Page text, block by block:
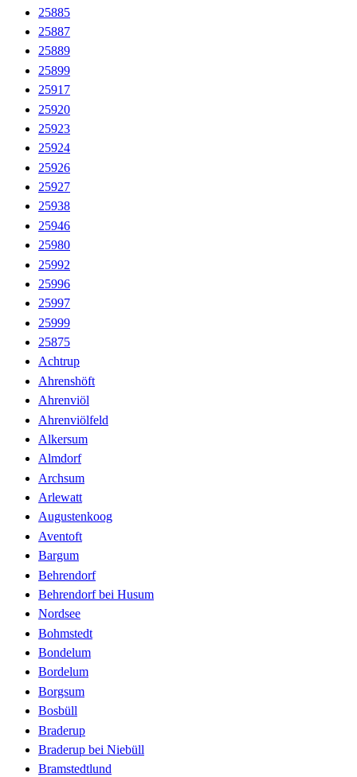
25885
25887
25889
25899
25917
25920
25923
25924
25926
25927
25938
25946
25980
25992
25996
25997
25999
25875
Achtrup
Ahrenshöft
Ahrenviöl
Ahrenviölfeld
Alkersum
Almdorf
Archsum
Arlewatt
Augustenkoog
Aventoft
Bargum
Behrendorf
Behrendorf bei Husum
Nordsee
Bohmstedt
Bondelum
Bordelum
Borgsum
Bosbüll
Braderup
Braderup bei Niebüll
Bramstedtlund